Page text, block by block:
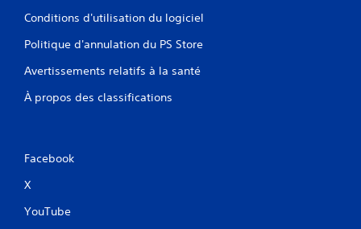
Conditions d'utilisation du logiciel
Politique d'annulation du PS Store
Avertissements relatifs à la santé
À propos des classifications
Facebook
X
YouTube